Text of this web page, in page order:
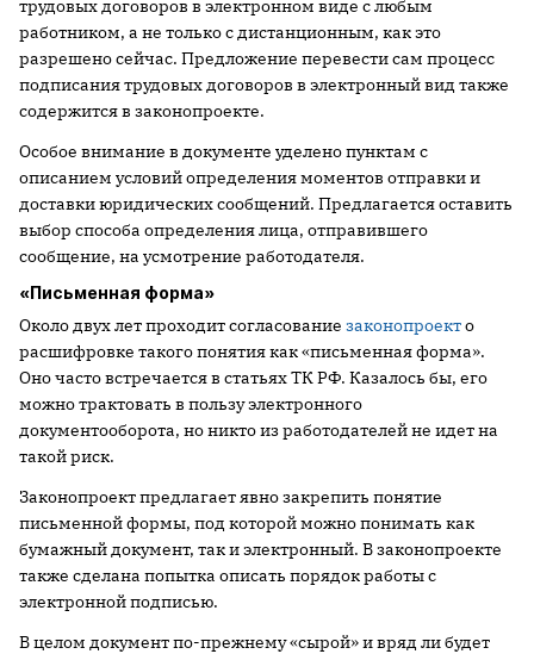
трудовых договоров в электронном виде с любым
работником, а не только с дистанционным, как это
разрешено сейчас. Предложение перевести сам процесс
подписания трудовых договоров в электронный вид также
содержится в законопроекте.
Особое внимание в документе уделено пунктам с
описанием условий определения моментов отправки и
доставки юридических сообщений. Предлагается оставить
выбор способа определения лица, отправившего
сообщение, на усмотрение работодателя.
«Письменная форма»
Около двух лет проходит согласование законопроекто
расшифровке такого понятия как «письменная форма».
Оно часто встречается в статьях ТК РФ. Казалось бы, его
можно трактовать в пользу электронного
документооборота, но никто из работодателей не идет на
такой риск.
Законопроект предлагает явно закрепить понятие
письменной формы, под которой можно понимать как
бумажный документ, так и электронный. В законопроекте
также сделана попытка описать порядок работы с
электронной подписью.
В целом документ по-прежнему «сырой» и вряд ли будет